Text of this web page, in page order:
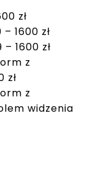
zł
1600 zł
1600 zł
z
zł
z
widzenia